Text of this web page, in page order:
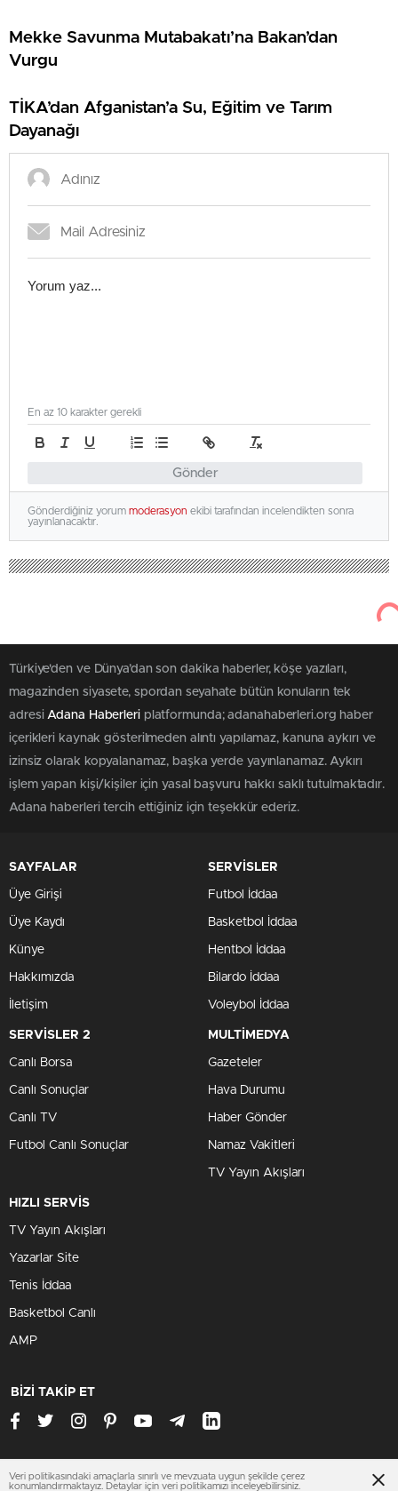
Mekke Savunma Mutabakatı’na Bakan’dan
Vurgu
TİKA’dan Afganistan’a Su, Eğitim ve Tarım
Dayanağı
Gönder
En az 10 karakter gerekli
Gönderdiğiniz yorum moderasyon ekibi tarafından incelendikten sonra
yayınlanacaktır.
Türkiye'den ve Dünya’dan son dakika haberler, köşe yazıları,
magazinden siyasete, spordan seyahate bütün konuların tek
adresiAdana Haberleriplatformunda; adanahaberleri.org haber
içerikleri kaynak gösterilmeden alıntı yapılamaz, kanuna aykırı ve
izinsiz olarak kopyalanamaz, başka yerde yayınlanamaz. Aykırı
işlem yapan kişi/kişiler için yasal başvuru hakkı saklı tutulmaktadır.
Adana haberleri tercih ettiğiniz için teşekkür ederiz.
SAYFALAR
Üye Girişi
Üye Kaydı
Künye
Hakkımızda
İletişim
SERVİSLER
Futbol İddaa
Basketbol İddaa
Hentbol İddaa
Bilardo İddaa
Voleybol İddaa
SERVİSLER 2
Canlı Borsa
Canlı Sonuçlar
Canlı TV
Futbol Canlı Sonuçlar
MULTİMEDYA
Gazeteler
Hava Durumu
Haber Gönder
Namaz Vakitleri
TV Yayın Akışları
HIZLI SERVİS
TV Yayın Akışları
Yazarlar Site
Tenis İddaa
Basketbol Canlı
AMP
BİZİ TAKİP ET
www.adanahaberleri.org
Veri politikasındaki amaçlarla sınırlı ve mevzuata uygun şekilde çerez
konumlandırmaktayız. Detaylar için veri politikamızı inceleyebilirsiniz.